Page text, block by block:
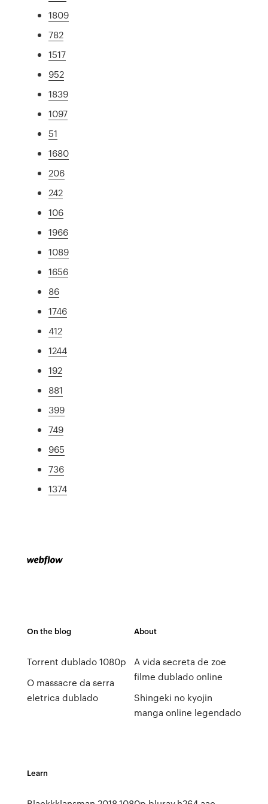
1809
782
1517
952
1839
1097
51
1680
206
242
106
1966
1089
1656
86
1746
412
1244
192
881
399
749
965
736
1374
On the blog
Torrent dublado 1080p
O massacre da serra
eletrica dublado
About
A vida secreta de zoe
filme dublado online
Shingeki no kyojin
manga online legendado
Learn